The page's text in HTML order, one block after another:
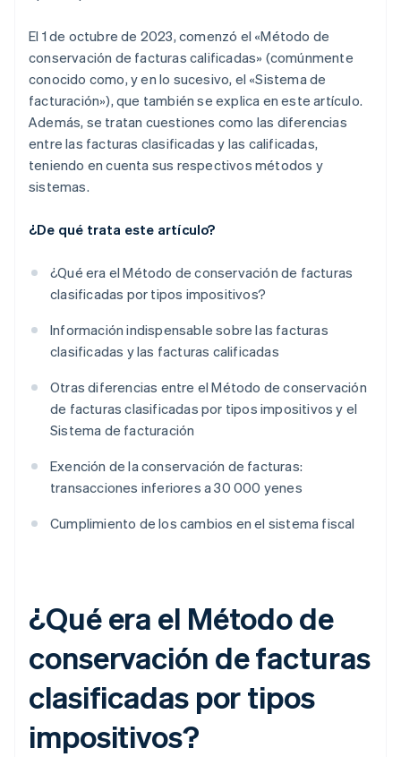
El 1 de octubre de 2023, comenzó el «Método de
conservación de facturas calificadas» (comúnmente
conocido como, y en lo sucesivo, el «Sistema de
facturación»), que también se explica en este artículo.
Además, se tratan cuestiones como las diferencias
entre las facturas clasificadas y las calificadas,
teniendo en cuenta sus respectivos métodos y
sistemas.
¿De qué trata este artículo?
¿Qué era el Método de conservación de facturas
clasificadas por tipos impositivos?
Información indispensable sobre las facturas
clasificadas y las facturas calificadas
Otras diferencias entre el Método de conservación
de facturas clasificadas por tipos impositivos y el
Sistema de facturación
Exención de la conservación de facturas:
transacciones inferiores a 30 000 yenes
Cumplimiento de los cambios en el sistema fiscal
¿Qué era el Método de
conservación de facturas
clasificadas por tipos
impositivos?